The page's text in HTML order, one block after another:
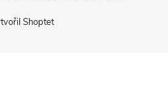
Shoptet